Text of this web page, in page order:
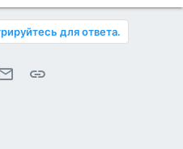
для ответа.
Электронная почта
Ссылка